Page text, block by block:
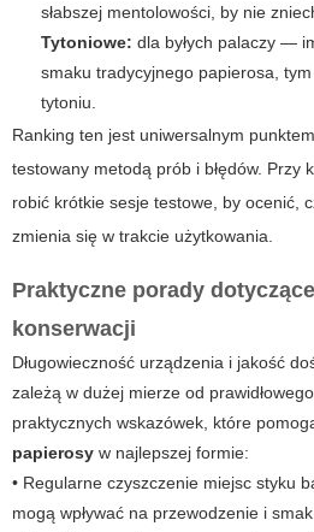
słabszej mentolowości, by nie
Tytoniowe: dla byłych palaczy —
smaku tradycyjnego papierosa,
tytoniu.
Ranking ten jest uniwersalnym
testowany metodą prób i błędów. Przy
robić krótkie sesje testowe, by ocenić,
zmienia się w trakcie użytkowania.
Praktyczne porady
konserwacji
Długowieczność urządzenia i jakość
zależą w dużej mierze od
praktycznych wskazówek, które
papierosy w najlepszej formie:
• Regularne czyszczenie miejsc styku
mogą wpływać na przewodzenie i